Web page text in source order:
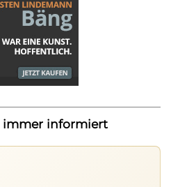
immer informiert